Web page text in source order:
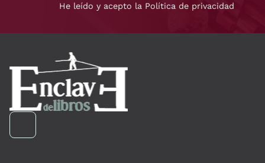
He leído y acepto la Política de privacidad